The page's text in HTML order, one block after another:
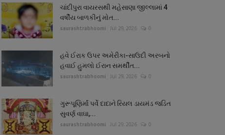
ચાંદીપુરા વાયરસથી મહેસાણા જીલ્લામાં 4
વર્ષીય બાળકીનું મોત...
saurashtrabhoomi Jul 29, 2026 0
હવે ઈરાક ઉપર અમેરીકા-સાઉદી અરબનો
હવાઈ હુમલો ઈરાન સમર્થીત...
saurashtrabhoomi Jul 29, 2026 0
ગુરૂપૂણિર્માં પર્વે દાદાને રિયલ ડાયમંડ જડિત
સુવર્ણ વાઘા,...
saurashtrabhoomi Jul 29, 2026 0